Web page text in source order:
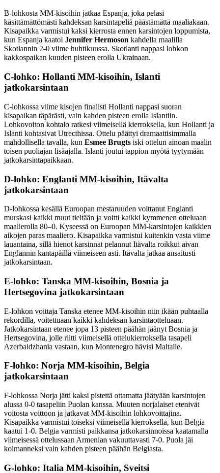
B-lohkosta MM-kisoihin jatkaa Espanja, joka pelasi
käsittämättömästi kahdeksan karsintapeliä päästämättä maaliakaan.
Kisapaikka varmistui kaksi kierrosta ennen karsintojen loppumista,
kun Espanja kaatoi Jennifer Hermoson kahdella maalilla
Skotlannin 2-0 viime huhtikuussa. Skotlanti nappasi lohkon
kakkospaikan kuuden pisteen erolla Ukrainaan.
C-lohko: Hollanti MM-kisoihin, Islanti
jatkokarsintaan
C-lohkossa viime kisojen finalisti Hollanti nappasi suoran
kisapaikan täpärästi, vain kahden pisteen erolla Islantiin.
Lohkovoiton kohtalo ratkesi viimeisellä kierroksella, kun Hollanti ja
Islanti kohtasivat Utrecthissa. Ottelu päättyi dramaattisimmalla
mahdollisella tavalla, kun Esmee Brugts iski ottelun ainoan maalin
toisen puoliajan lisäajalla. Islanti joutui tappion myötä tyytymään
jatkokarsintapaikkaan.
D-lohko: Englanti MM-kisoihin, Itävalta
jatkokarsintaan
D-lohkossa kesällä Euroopan mestaruuden voittanut Englanti
murskasi kaikki muut tieltään ja voitti kaikki kymmenen otteluaan
maalierolla 80–0. Kyseessä on Euroopan MM-karsintojen kaikkien
aikojen paras maaliero. Kisapaikka varmistui kuitenkin vasta viime
lauantaina, sillä hienot karsinnat pelannut Itävalta roikkui aivan
Englannin kantapäillä viimeiseen asti. Itävalta jatkaa ansaitusti
jatkokarsintaan.
E-lohko: Tanska MM-kisoihin, Bosnia ja
Hertsegovina jatkokarsintaan
E-lohkon voittaja Tanska etenee MM-kisoihin niin ikään puhtaalla
rekordilla, voitettuaan kaikki kahdeksan karsintaotteluaan.
Jatkokarsintaan etenee jopa 13 pisteen päähän jäänyt Bosnia ja
Hertsegovina, jolle riitti viimeisellä ottelukierroksella tasapeli
Azerbaidzhania vastaan, kun Montenegro hävisi Maltalle.
F-lohko: Norja MM-kisoihin, Belgia
jatkokarsintaan
F-lohkossa Norja jätti kaksi pistettä ottamatta jäätyään karsintojen
alussa 0-0 tasapeliin Puolan kanssa. Muuten norjalaiset etenivät
voitosta voittoon ja jatkavat MM-kisoihin lohkovoittajina.
Kisapaikka varmistui toiseksi viimeisellä kierroksella, kun Belgia
kaatui 1-0. Belgia varmisti paikkansa jatkokarsinnoissa kaatamalla
viimeisessä ottelussaan Armenian vakuuttavasti 7-0. Puola jäi
kolmanneksi vain kahden pisteen päähän Belgiasta.
G-lohko: Italia MM-kisoihin, Sveitsi